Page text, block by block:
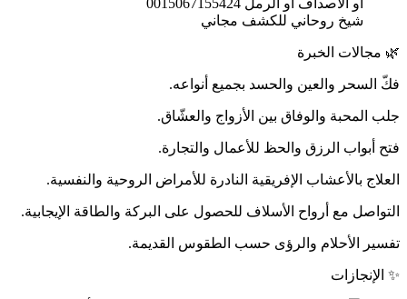
شيخ روحاني للكشف مجاني
🌿 مجالات الخبرة
فكّ السحر والعين والحسد بجميع أنواعه.
جلب المحبة والوفاق بين الأزواج والعشّاق.
فتح أبواب الرزق والحظ للأعمال والتجارة.
العلاج بالأعشاب الإفريقية النادرة للأمراض الروحية والنفسية.
التواصل مع أرواح الأسلاف للحصول على البركة والطاقة الإيجابية.
تفسير الأحلام والرؤى حسب الطقوس القديمة.
✨ الإنجازات